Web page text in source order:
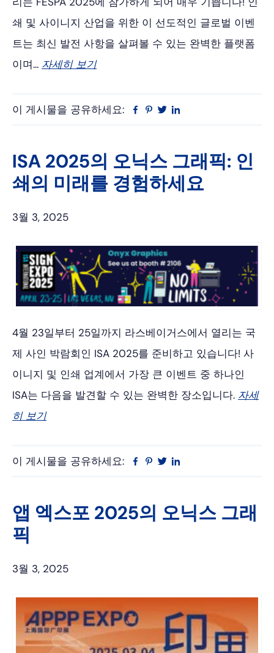
쇄 및 사이니지 산업을 위한 이 선도적인 글로벌 이벤
트는 최신 발전 사항을 살펴볼 수 있는 완벽한 플랫폼
이며... 자세히 보기
이 게시물을 공유하세요: Facebook
Pinterest
트
인
ISA 2025의 오닉스 그래픽: 인
쇄의 미래를 경험하세요
3월 3, 2025
4월 23일부터 25일까지 라스베이거스에서 열리는 국
제 사인 박람회인 ISA 2025를 준비하고 있습니다! 사
이니지 및 인쇄 업계에서 가장 큰 이벤트 중 하나인
ISA는 다음을 발견할 수 있는 완벽한 장소입니다. 자세
히 보기
이 게시물을 공유하세요: Facebook
Pinterest
트
인
앱 엑스포 2025의 오닉스 그래
픽
3월 3, 2025